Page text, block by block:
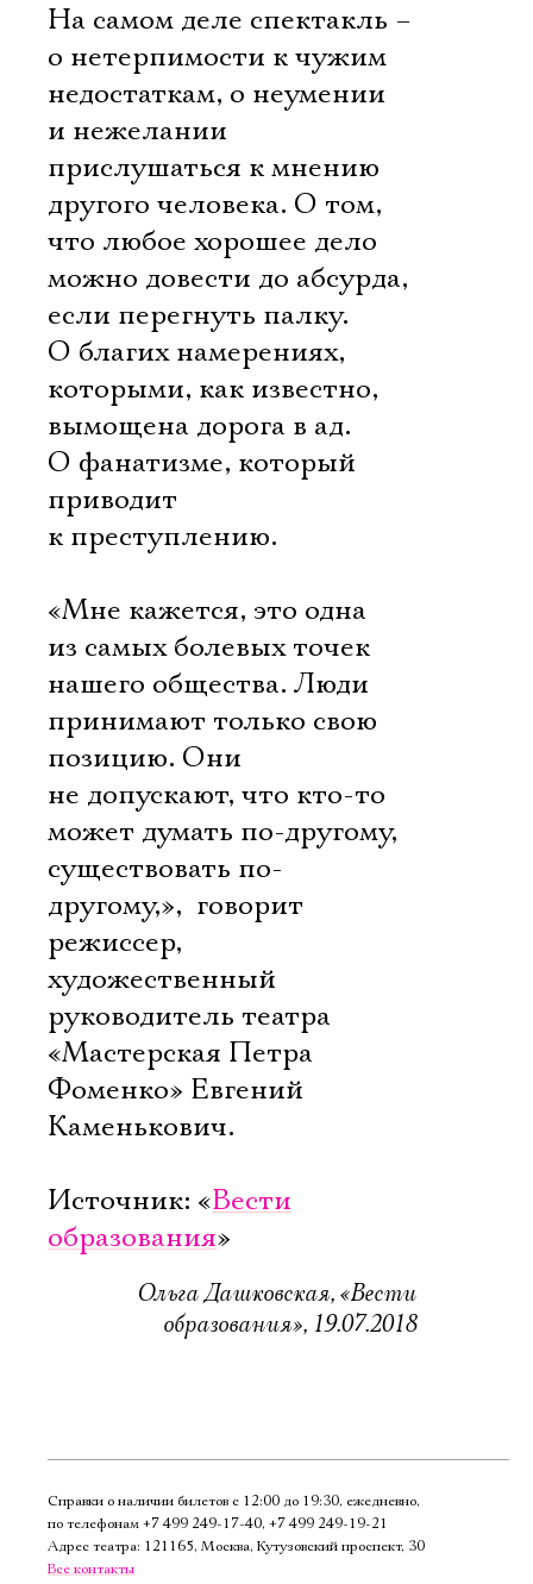
На самом деле спектакль –
о нетерпимости к чужим
недостаткам, о неумении
и нежелании
прислушаться к мнению
другого человека. О том,
что любое хорошее дело
можно довести до абсурда,
если перегнуть палку.
О благих намерениях,
которыми, как известно,
вымощена дорога в ад.
О фанатизме, который
приводит
к преступлению.
«Мне кажется, это одна
из самых болевых точек
нашего общества. Люди
принимают только свою
позицию. Они
не допускают, что кто-то
может думать по-другому,
существовать по-
другому,»,  говорит
режиссер,
художественный
руководитель театра
«Мастерская Петра
Фоменко» Евгений
Каменькович.
Источник: «Вести
образования»
Ольга Дашковская, «Вести
образования», 19.07.2018
Справки о наличии билетов с 12:00 до 19:30, ежедневно,
по телефонам +7 499 249‑17‑40, +7 499 249‑19‑21
Адрес театра: 121165, Москва, Кутузовский проспект, 30
Все контакты